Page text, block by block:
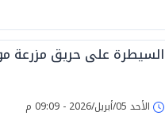
السيطرة على حريق مزرعة
الأحد 05/أبريل/2026 - 09:09 م